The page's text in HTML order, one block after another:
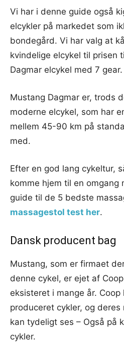
Vi har i denne guide også
elcykler på markedet som
bondegård. Vi har valg at
kvindelige elcykel til prisen
Dagmar elcykel med 7 gear.
Mustang Dagmar er, trods
moderne elcykel, som har
mellem 45-90 km på
med.
Efter en god lang cykeltur,
komme hjem til en omgang
guide til de 5 bedste
massagestol test her.
Dansk producent bag
Mustang, som er firmaet
denne cykel, er ejet af
eksisteret i mange år.
produceret cykler, og
kan tydeligt ses – Også på
cykler.